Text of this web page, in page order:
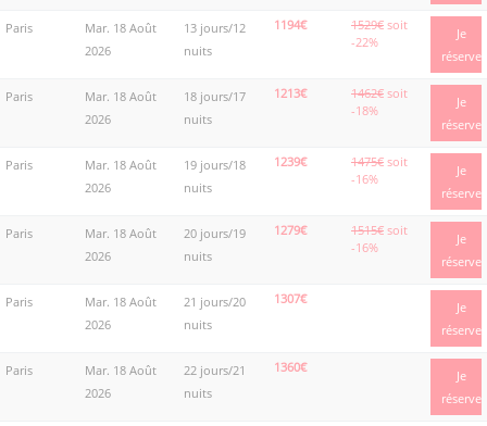
Paris
Mar. 18 Août
2026
13 jours/12
nuits
1194€ 1529€ soit
-22%
Je
réserve
Paris
Mar. 18 Août
2026
18 jours/17
nuits
1213€ 1462€ soit
-18%
Je
réserve
Paris
Mar. 18 Août
2026
19 jours/18
nuits
1239€ 1475€ soit
-16%
Je
réserve
Paris
Mar. 18 Août
2026
20 jours/19
nuits
1279€ 1515€ soit
-16%
Je
réserve
Paris
Mar. 18 Août
2026
21 jours/20
nuits
1307€
Je
réserve
Paris
Mar. 18 Août
2026
22 jours/21
nuits
1360€
Je
réserve